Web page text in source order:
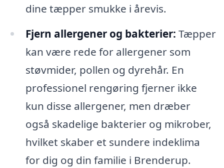
dine tæpper smukke i årevis.
Fjern allergener og bakterier: Tæpper
kan være rede for allergener som
støvmider, pollen og dyrehår. En
professionel rengøring fjerner ikke
kun disse allergener, men dræber
også skadelige bakterier og mikrober,
hvilket skaber et sundere indeklima
for dig og din familie i Brenderup.